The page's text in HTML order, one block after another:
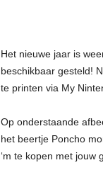
Het nieuwe jaar is
beschikbaar gesteld!
te printen via My
Op onderstaande
het beertje Poncho
‘m te kopen met jouw